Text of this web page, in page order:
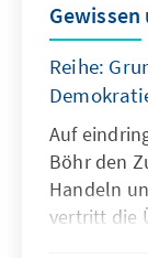
Reihe:
Auf
Böhr den
Handeln
vertritt die